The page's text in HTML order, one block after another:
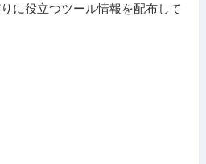
に役立つツール情報を配布して